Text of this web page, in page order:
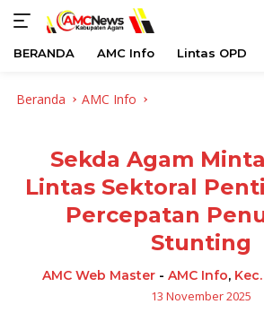
BERANDA AMC Info Lintas OPD
Beranda AMC Info
Sekda Agam
Lintas Sektoral
Percepatan
Stunting
AMC Web Master- AMC Info,
13 November 2025